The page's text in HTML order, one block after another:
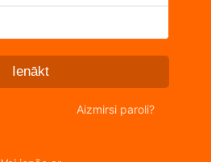
Ienākt
Aizmirsi paroli?